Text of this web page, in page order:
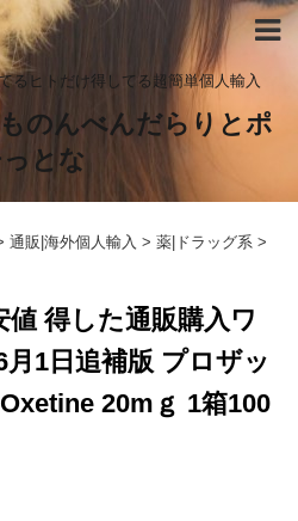
ヒトだけ得してる超簡単個人輸入
のんべんだらりとポ
とな
通販|海外個人輸入 > 薬|ドラッグ系 >
得した通販購入ワ
1日追補版 プロザッ
20mｇ 1箱100